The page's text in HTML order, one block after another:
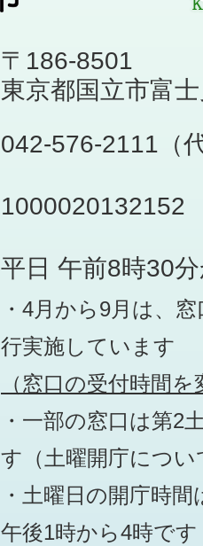
〒186-8501
東京都国立市富
042-576-2111（
1000020132152
平日 午前8時30
・4月から9月は、
行実施しています
（窓口の受付時間
・一部の窓口は第2
す （土曜開庁につ
・土曜日の開庁時
午後1時から4時です